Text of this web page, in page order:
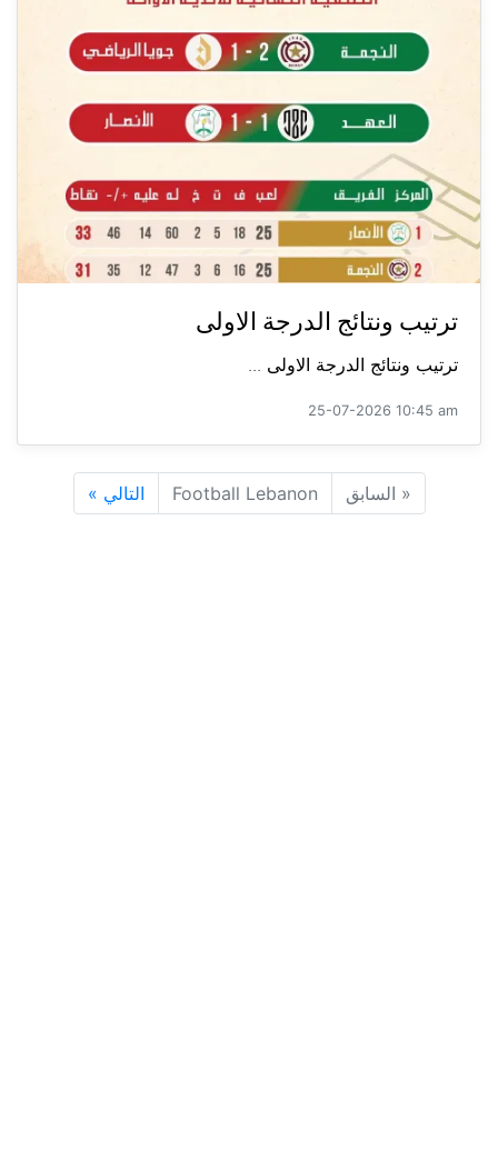
ترتيب ونتائج الدرجة الاولى
ترتيب ونتائج الدرجة الاولى ...
25-07-2026 10:45 am
« السابق Football Lebanon التالي »